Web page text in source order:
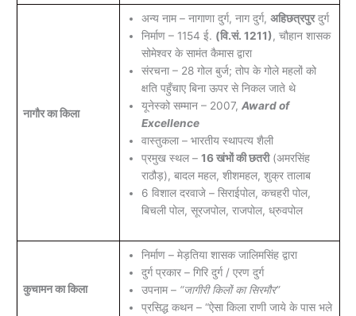
नागौर का किला
अन्य नाम – नागाणा दुर्ग, नाग दुर्ग, अहिछत्रपुरदुर्ग
निर्माण – 1154 ई. (वि.सं. 1211), चौहान शासक
सोमेश्वर के सामंत कैमास द्वारा
संरचना – 28 गोल बुर्ज; तोप के गोले महलों को
क्षति पहुँचाए बिना ऊपर से निकल जाते थे
यूनेस्को सम्मान – 2007, Award of
Excellence
वास्तुकला – भारतीय स्थापत्य शैली
प्रमुख स्थल – 16 खंभों की छतरी(अमरसिंह
राठौड़), बादल महल, शीशमहल, शुक्र तालाब
6 विशाल दरवाजे – सिराईपोल, कचहरी पोल,
बिचली पोल, सूरजपोल, राजपोल, ध्रुवपोल
कुचामन का किला
निर्माण – मेड़तिया शासक जालिमसिंह द्वारा
दुर्ग प्रकार – गिरि दुर्ग / एरण दुर्ग
उपनाम – “जागीरी किलों का सिरमौर”
प्रसिद्ध कथन – “ऐसा किला राणी जाये के पास भले